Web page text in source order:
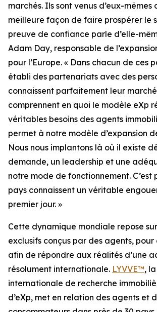
marchés. Ils sont venus d’eux-mêmes
meilleure façon de faire prospérer le
preuve de confiance parle d’elle-
Adam Day, responsable de
pour l’Europe. « Dans chacun de ces
établi des partenariats avec des
connaissent parfaitement leur
comprennent en quoi le modèle eXp
véritables besoins des agents
permet à notre modèle d’expansion
Nous nous implantons là où il existe
demande, un leadership et une
notre mode de fonctionnement. C’est
pays connaissent un véritable
premier jour. »
Cette dynamique mondiale repose
exclusifs conçus par des agents, pour
afin de répondre aux réalités d’une
résolument internationale. LYVVE™,
internationale de recherche
d’eXp, met en relation des agents et